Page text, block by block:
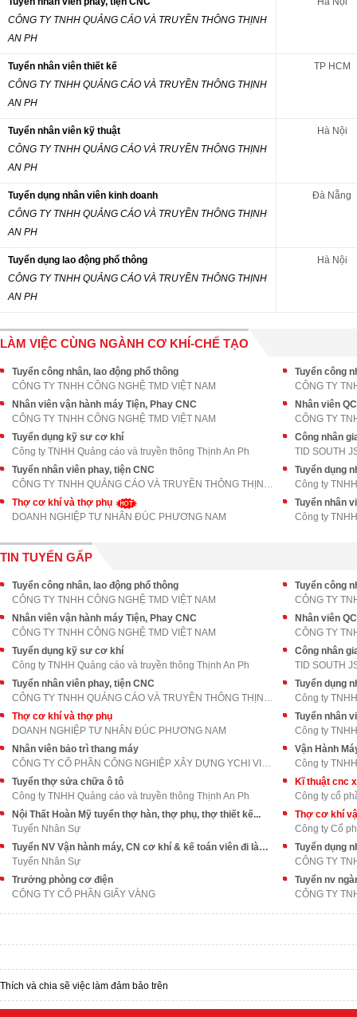
CÔNG TY TNHH QUẢNG CÁO VÀ TRUYỀN THÔNG THỊNH
AN PH
Tuyển nhân viên thiết kế
CÔNG TY TNHH QUẢNG CÁO VÀ TRUYỀN THÔNG THỊNH
AN PH
TP HCM
Tuyển nhân viên kỹ thuật
CÔNG TY TNHH QUẢNG CÁO VÀ TRUYỀN THÔNG THỊNH
AN PH
Hà Nội
Tuyển dụng nhân viên kinh doanh
CÔNG TY TNHH QUẢNG CÁO VÀ TRUYỀN THÔNG THỊNH
AN PH
Đà Nẵng
Tuyển dụng lao động phổ thông
CÔNG TY TNHH QUẢNG CÁO VÀ TRUYỀN THÔNG THỊNH
AN PH
Hà Nội
LÀM VIỆC CÙNG NGÀNH CƠ KHÍ-CHẾ TẠO
Tuyển công nhân, lao động phổ thông
CÔNG TY TNHH CÔNG NGHỆ TMD VIỆT NAM
Tuyển công
CÔNG TY
Nhân viên vận hành máy Tiện, Phay CNC
CÔNG TY TNHH CÔNG NGHỆ TMD VIỆT NAM
Nhân viên
CÔNG TY
Tuyển dụng kỹ sư cơ khí
Công ty TNHH Quảng cáo và truyền thông Thịnh An Ph
Công nhân
TID SOUTH
Tuyển nhân viên phay, tiện CNC
CÔNG TY TNHH QUẢNG CÁO VÀ TRUYỀN THÔNG THỊNH AN PH
Tuyển dụng
Công ty
Thợ cơ khí và thợ phụ
DOANH NGHIỆP TƯ NHÂN ĐÚC PHƯƠNG NAM
Tuyển nhân
Công ty
TIN TUYỂN GẤP
Tuyển công nhân, lao động phổ thông
CÔNG TY TNHH CÔNG NGHỆ TMD VIỆT NAM
Tuyển công
CÔNG TY
Nhân viên vận hành máy Tiện, Phay CNC
CÔNG TY TNHH CÔNG NGHỆ TMD VIỆT NAM
Nhân viên
CÔNG TY
Tuyển dụng kỹ sư cơ khí
Công ty TNHH Quảng cáo và truyền thông Thịnh An Ph
Công nhân
TID SOUTH
Tuyển nhân viên phay, tiện CNC
CÔNG TY TNHH QUẢNG CÁO VÀ TRUYỀN THÔNG THỊNH AN PH
Tuyển dụng
Công ty
Thợ cơ khí và thợ phụ
DOANH NGHIỆP TƯ NHÂN ĐÚC PHƯƠNG NAM
Tuyển nhân
Công ty
Nhân viên bảo trì thang máy
CÔNG TY CỔ PHẦN CÔNG NGHIỆP XÂY DỰNG YCHI VIỆT NAM
Vận Hành
Tuyển thợ sửa chữa ô tô
Công ty TNHH Quảng cáo và truyền thông Thịnh An Ph
Kĩ thuật cnc
Công ty cổ
Nội Thất Hoàn Mỹ tuyển thợ hàn, thợ phụ, thợ thiết kế...
Tuyển Nhân Sự
Thợ cơ khí
Công ty Cổ
Tuyển NV Vận hành máy, CN cơ khí & kế toán viên đi làm ngay
Tuyển Nhân Sự
Tuyển dụng
Trưởng phòng cơ điện
CÔNG TY CỔ PHẦN GIẤY VÀNG
Tuyển nv
Thích và chia sẽ việc làm đảm bảo trên